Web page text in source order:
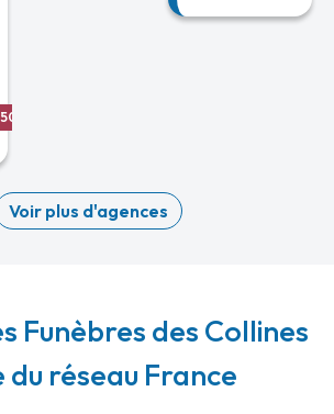
Voir plus d'agences
Funèbres des Collines
réseau France